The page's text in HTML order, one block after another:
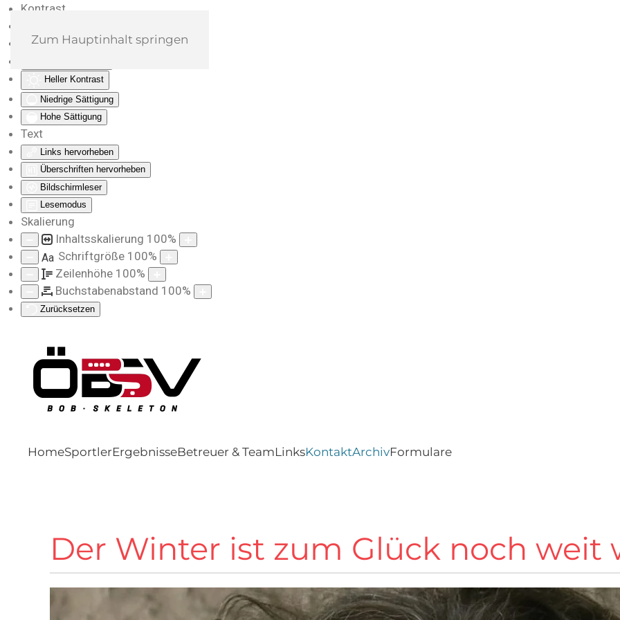
Kontrast
Monochrom
Heller Kontrast
Niedrige Sättigung
Hohe Sättigung
Text
Links hervorheben
Überschriften hervorheben
Bildschirmleser
Lesemodus
Skalierung
Inhaltsskalierung 100%
Aa Schriftgröße 100%
Zeilenhöhe 100%
Buchstabenabstand 100%
Zurücksetzen
Zum Hauptinhalt springen
HomeSportlerErgebnisseBetreuer & TeamLinksKontaktArchivFormulare
Der Winter ist zum Glück noch weit